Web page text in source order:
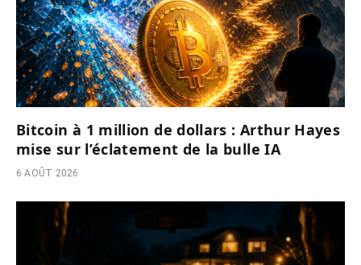
Bitcoin à 1 million de dollars : Arthur Hayes
mise sur l’éclatement de la bulle IA
6 AOÛT 2026